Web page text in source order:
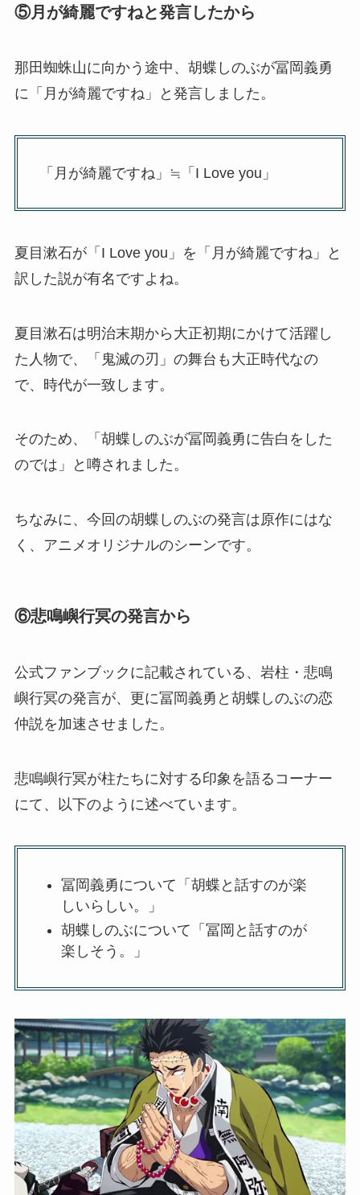
⑤月が綺麗ですねと発言したから
那田蜘蛛山に向かう途中、胡蝶しのぶが冨岡義勇
に「月が綺麗ですね」と発言しました。
「月が綺麗ですね」≒「I Love you」
夏目漱石が「I Love you」を「月が綺麗ですね」と
訳した説が有名ですよね。
夏目漱石は明治末期から大正初期にかけて活躍し
た人物で、「鬼滅の刃」の舞台も大正時代なの
で、時代が一致します。
そのため、「胡蝶しのぶが冨岡義勇に告白をした
のでは」と噂されました。
ちなみに、今回の胡蝶しのぶの発言は原作にはな
く、アニメオリジナルのシーンです。
⑥悲鳴嶼行冥の発言から
公式ファンブックに記載されている、岩柱・悲鳴
嶼行冥の発言が、更に冨岡義勇と胡蝶しのぶの恋
仲説を加速させました。
悲鳴嶼行冥が柱たちに対する印象を語るコーナー
にて、以下のように述べています。
冨岡義勇について「胡蝶と話すのが楽
しいらしい。」
胡蝶しのぶについて「冨岡と話すのが
楽しそう。」